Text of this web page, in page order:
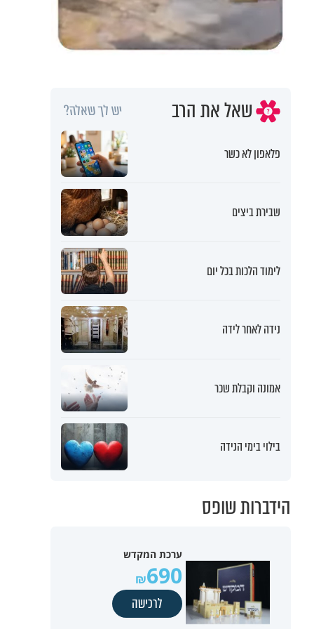
שאל את הרב יש לך שאלה?
פלאפון לא כשר
שבירת ביצים
לימוד הלכות בכל יום
נידה לאחר לידה
אמונה וקבלת שכר
בילוי בימי הנידה
הידברות שופס
ערכת המקדש
690
לרכישה